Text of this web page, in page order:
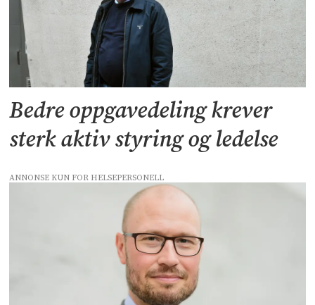
Bedre oppgavedeling krever
sterk aktiv styring og ledelse
ANNONSE KUN FOR HELSEPERSONELL